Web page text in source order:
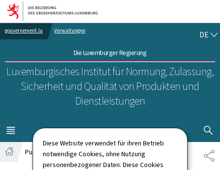
Diese Website verwendet für ihren Betrieb
notwendige Cookies, ohne Nutzung
personenbezogener Daten. Diese Cookies
Zur Hauptnavigation
Zum Inhalt
gouvernement.lu Verwaltungen
Die Luxemburger Regierung
Luxemburgisches Institut für Normung, Zulassung,
Sicherheit und Qualität von Produkten und
Dienstleistungen
DE
MENÜ
HAUPT-
Publikationen